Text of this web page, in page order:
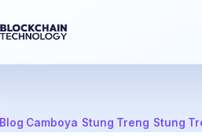
Blog Camboya Stung Treng Stung